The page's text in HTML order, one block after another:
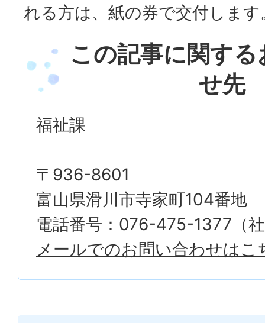
れる方は、紙の券で交付します
この記事に関す
せ先
福祉課
〒936-8601
富山県滑川市寺家町104番地
電話番号：076-475-1377（
メールでのお問い合わせはこ